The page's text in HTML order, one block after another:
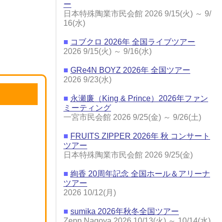
ー
日本特殊陶業市民会館 2026 9/15(火) ～ 9/
16(水)
■ コブクロ 2026年 全国ライブツアー
2026 9/15(火) ～ 9/16(水)
■ GRe4N BOYZ 2026年 全国ツアー
2026 9/23(水)
■ 永瀬廉（King & Prince）2026年ファン
ミーティング
一宮市民会館 2026 9/25(金) ～ 9/26(土)
■ FRUITS ZIPPER 2026年 秋 コンサート
ツアー
日本特殊陶業市民会館 2026 9/25(金)
■ 絢香 20周年記念 全国ホール＆アリーナ
ツアー
2026 10/12(月)
■ sumika 2026年秋冬全国ツアー